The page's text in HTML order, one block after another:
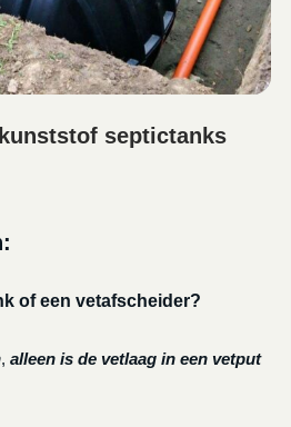
septictanks
of een vetafscheider?
, alleen is de vetlaag in een vetput